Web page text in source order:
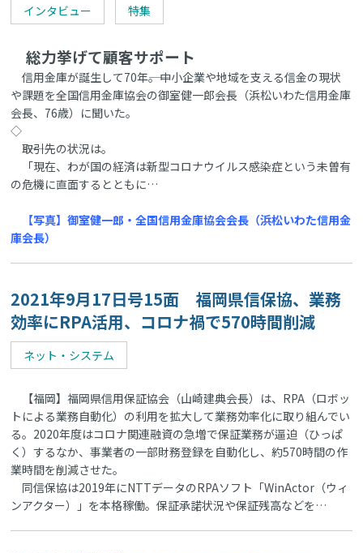
インタビュー 特集
総力挙げて顧客サポート
信用金庫が誕生して70年――。中小企業や地域を支える信金の現状
や課題を全国信用金庫協会の御室健一郎会長（浜松いわた信用金庫
会長、76歳）に聞いた。
◇
――取引先の状況は。
「現在、わが国の経済は新型コロナウイルス感染症という未曽有
の危機に直面するとともに…
【写真】御室健一郎・全国信用金庫協会会長（浜松いわた信用金
庫会長）
2021年9月17日号15面 福岡県信保協、業務
効率にRPA活用、コロナ禍で570時間削減
ネット・システム
【福岡】福岡県信用保証協会（山崎建典会長）は、RPA（ロボッ
トによる業務自動化）の利用を拡大して業務効率化に取り組んでい
る。2020年度はコロナ関連融資の急増で保証業務が逼迫（ひっぱ
く）するなか、事業者の一部財務登録を自動化し、約570時間の作
業時間を削減させた。
同信保協は2019年にNTTデータのRPAソフト「WinActor（ウィ
ンアクター）」を本格稼働。保証承諾状況や保証残高などを…